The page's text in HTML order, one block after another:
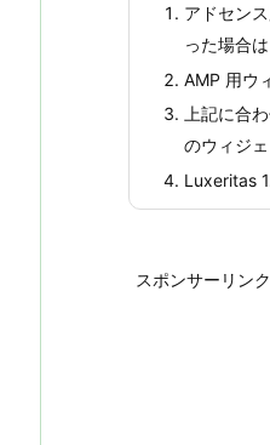
ら
変
アドセン
った場合
AMP 用ウ
上記に合
のウィジ
Luxeritas
スポンサーリンク